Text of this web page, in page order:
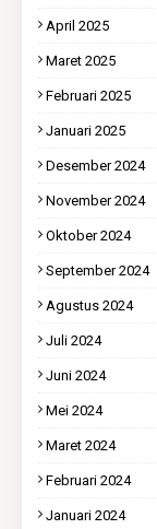
April 2025
Maret 2025
Februari 2025
Januari 2025
Desember 2024
November 2024
Oktober 2024
September 2024
Agustus 2024
Juli 2024
Juni 2024
Mei 2024
Maret 2024
Februari 2024
Januari 2024